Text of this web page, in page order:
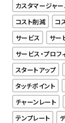
カスタマージャ
コスト削減
コ
サービス
サー
サービス・プロフ
スタートアップ
タッチポイント
チャーンレート
テンプレート